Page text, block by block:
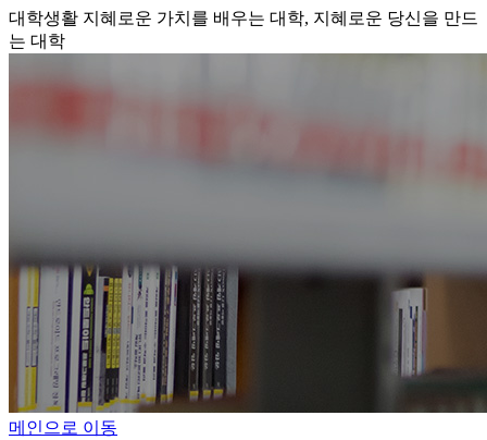
대학생활 지혜로운 가치를 배우는 대학, 지혜로운 당신을 만드
는 대학
메인으로 이동